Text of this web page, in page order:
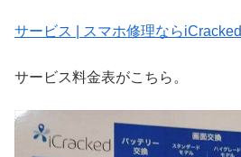
サービス | スマホ修理ならiCracked
サービス料金表がこちら。